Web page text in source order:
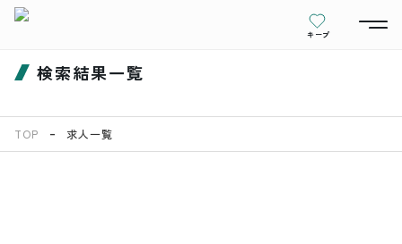
キープ
検索結果一覧
TOP 求人一覧